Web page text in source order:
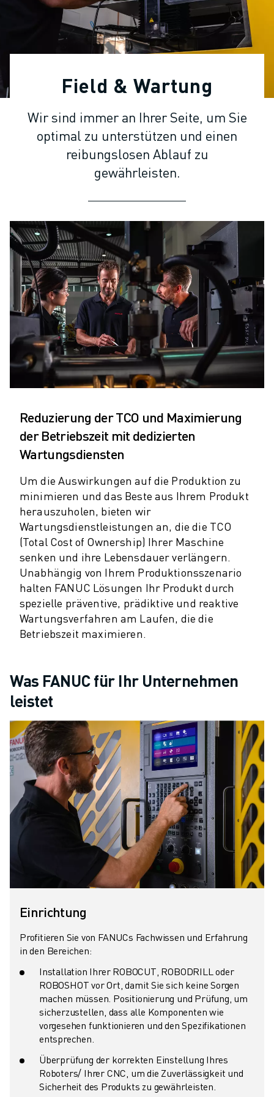
KOLLABORATIVE ROBOTER
ROBOTERPALETTE
ROBOTER-STEUERUNGEN
ROBOTER-ZUBEHÖR
SIMULATIONSSOFTWARE
ROBOTER-AUTOMATISIERUNG
KOMPAKTE CNC-BEARBEITUNGSZENTREN
ROBODRILL-FILTER
ROBODRILL KOMPAKTE CNC-BEARBEITUNGSZENTREN
ROBODRILL SOFTWARE
ROBODRILL NACHHALTIGKEIT
ROBODRILL ROBOTER-PAKET
ROBODRILL BILDUNGSPAKET
ELEKTRISCHE SPRITZGUSSMASCHINEN
ROBOSHOT-FILTER
ROBOSHOT ELEKTRISCHE SPRITZGUSSMASCHINEN
ROBOSHOT HARDWARE
ROBOSHOT SOFTWARE
ROBOSHOT NACHHALTIGKEIT
ROBOSHOT ROBOTER-PAKET
ROBOSHOT VORBEUGENDE WARTUNG
DRAHTERODIERMASCHINEN
ROBOCUT DRAHTERODIERMASCHINEN
ROBOCUT HARDWARE
ROBOCUT VORBEUGENDE WARTUNG
ROBOCUT NACHHALTIGKEIT
IIOT-LÖSUNGEN
INTELLIGENTE FABRIKLÖSUNGEN
PRODUKTREGISTRIERUNG » FANUC PORTAL
FALLBEISPIELE
LÖSUNGEN
ALLE BRANCHEN
LUFT- UND RAUMFAHRT
ELEKTRONIK
MEDIZIN
KUNSTSTOFFE
LAGERHALTUNG, LOGISTIK, POST & PAKET
APPLIKATIONEN
ALLE APPLIKATIONEN
5-ACHS-BEARBEITUNG
LICHTBOGENSCHWEISSEN
MONTAGE
CNC-SCHLEIFEN
HOCHGESCHWINDIGKEITSBOHREN UND -GEWINDESCHNEIDEN
MASCHINENBEDIENUNG
LACKIEREN
PUNKTSCHWEISSEN
VISION INSPEKTION
DRAHTERODIERMASCHINE
FALLBEISPIELE
KUNDENDIENST
KUNDENBETREUUNG
FANUC PLANS
FIELD & WARTUNG
Field & Wartung
Wir sind immer an Ihrer Seite, um Sie
optimal zu unterstützen und einen
reibungslosen Ablauf zu
gewährleisten.
Reduzierung der TCO und Maximierung
der Betriebszeit mit dedizierten
Wartungsdiensten
Um die Auswirkungen auf die Produktion zu
minimieren und das Beste aus Ihrem Produkt
herauszuholen, bieten wir
Wartungsdienstleistungen an, die die TCO
(Total Cost of Ownership) Ihrer Maschine
senken und ihre Lebensdauer verlängern.
Unabhängig von Ihrem Produktionsszenario
halten FANUC Lösungen Ihr Produkt durch
spezielle präventive, prädiktive und reaktive
Wartungsverfahren am Laufen, die die
Betriebszeit maximieren.
Was FANUC für Ihr Unternehmen
leistet
Einrichtung
Profitieren Sie von FANUCs Fachwissen und Erfahrung
in den Bereichen:
Installation Ihrer ROBOCUT, ROBODRILL oder
ROBOSHOT vor Ort, damit Sie sich keine Sorgen
machen müssen. Positionierung und Prüfung, um
sicherzustellen, dass alle Komponenten wie
vorgesehen funktionieren und den Spezifikationen
entsprechen.
Überprüfung der korrekten Einstellung Ihres
Roboters/ Ihrer CNC, um die Zuverlässigkeit und
Sicherheit des Produkts zu gewährleisten.